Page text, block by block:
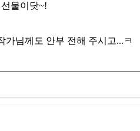
물이닷~!
가님께도 안부 전해 주시고...ㅋ